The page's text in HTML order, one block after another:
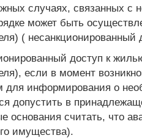
случаях, связанных с
может быть
(
доступ к
если в момент
для информирования о
допустить в
основания считать, что
имущества).